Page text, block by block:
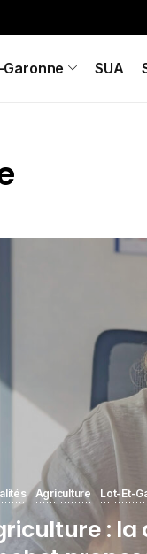
SUA
Agriculture Lot-Et-
: la